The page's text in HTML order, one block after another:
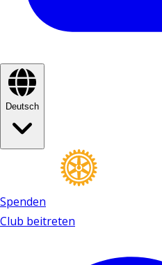
Deutsch
Spenden
Club beitreten